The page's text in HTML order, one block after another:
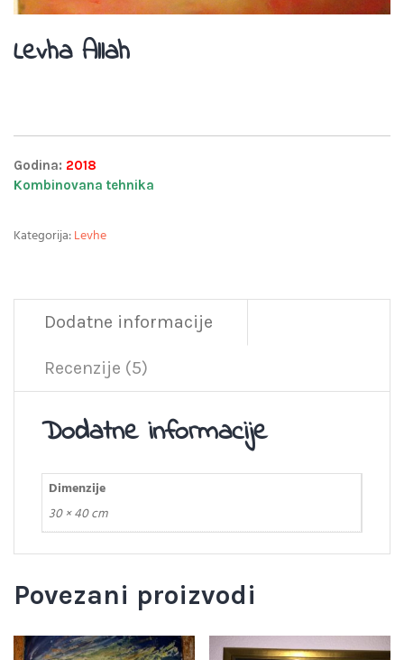
Levha Allah
Godina: 2018
Kombinovana tehnika
Kategorija:Levhe
Dodatne informacije
Recenzije (5)
Dodatne informacije
Dimenzije
30 × 40 cm
Povezani proizvodi